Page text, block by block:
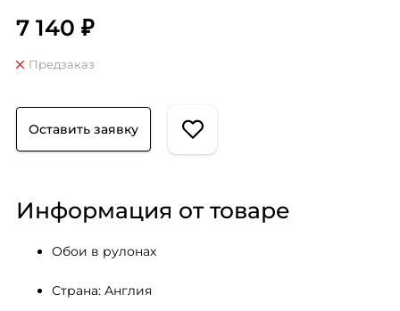
7 140 ₽
Предзаказ
Оставить заявку
Информация от товаре
Обои в рулонах
Страна: Англия